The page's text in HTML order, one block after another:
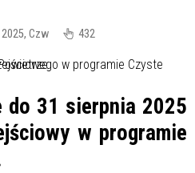
Czw 432
do 31 sierpnia 2025
w programie